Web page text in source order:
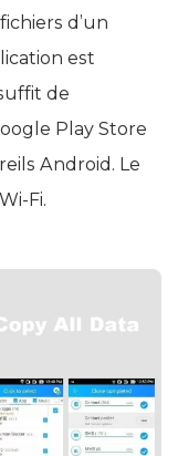
d’un
est
de
Play Store
Android. Le
Fi.